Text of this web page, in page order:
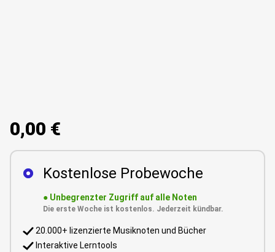
0,00 €
Kostenlose Probewoche
● Unbegrenzter Zugriff auf alle Noten
Die erste Woche ist kostenlos. Jederzeit kündbar.
20.000+ lizenzierte Musiknoten und Bücher
Interaktive Lerntools